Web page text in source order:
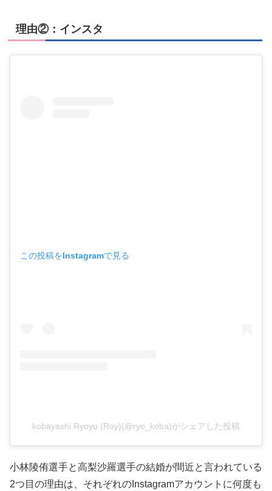
理由②：インスタ
この投稿をInstagramで見る
kobayashi Ryoyu (Roy)(@ryo_koba)がシェアした投稿
小林陵侑選手と高梨沙羅選手の結婚が間近と言われている
2つ目の理由は、それぞれのInstagramアカウントに何度も